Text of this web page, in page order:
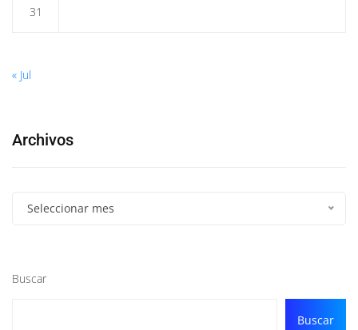
31
« Jul
Archivos
Seleccionar mes
Buscar
Buscar